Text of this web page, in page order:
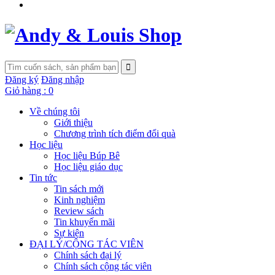
Đăng ký Đăng nhập
Giỏ hàng : 0
Về chúng tôi
Giới thiệu
Chương trình tích điểm đổi quà
Học liệu
Học liệu Búp Bê
Học liệu giáo dục
Tin tức
Tin sách mới
Kinh nghiệm
Review sách
Tin khuyến mãi
Sự kiện
ĐẠI LÝ/CỘNG TÁC VIÊN
Chính sách đại lý
Chính sách cộng tác viên